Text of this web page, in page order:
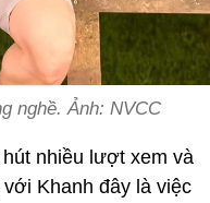
nghề. Ảnh: NVCC
nhiều lượt xem và
Khanh đây là việc